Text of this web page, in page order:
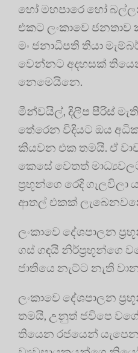
හෝ මහපාරෙ හෝ
එකට ලංකාවෙ
මං ජනාධිපති තියා
වෙන්නට අදහසක්
නෙමෙයිනෙ.
මීන්වයිල්, දිලීප පීරිස්
තේරෙන විදියට ඔය
කියවන එක තමයි. ඒ
කෙසේ වෙතත්
ප්‍රභූන්ගෙ රෙදි
ආතල් එකක්
ලංකාවෙ දේශපාලන
ගස් ගඳයි නිර්ප්‍රභූන්ගෙ
ජාතියෙ නැට්ට නැති
ලංකාවෙ දේශපාලන
තමයි, උනුත් ජවිපෙ
තියෙන රජයෙන්